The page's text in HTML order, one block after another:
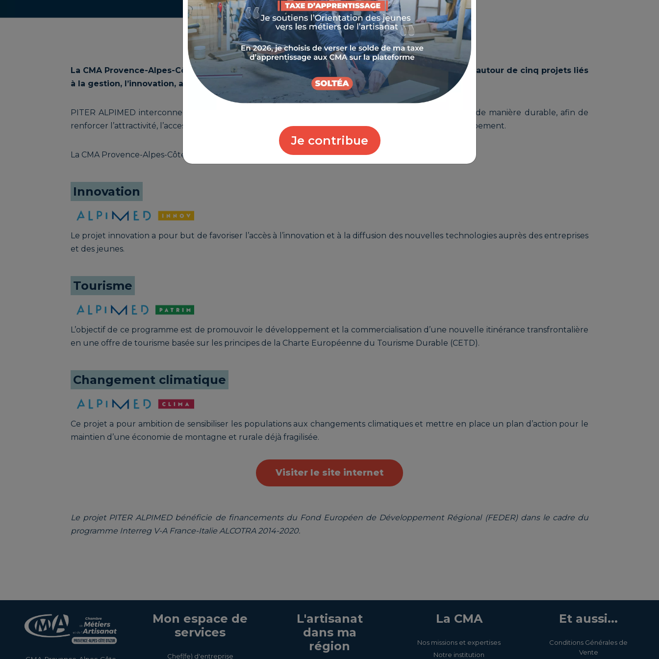
Je contribue
La CMA Provence-Alpes-Côte d'Azur participe au Plan Intégré Territorial ALPIMED qui s’articule autour de cinq projets liés
à la gestion, l’innovation, au tourisme, au changement climatique et à la mobilité.
PITER ALPIMED interconnecte et encourage les meilleures pratiques des Alpes de la Méditerranée de manière durable, afin de
renforcer l’attractivité, l’accessibilité du territoire et de rendre ses acteurs responsables de son développement.
La CMA Provence-Alpes-Côte d'Azur participe à trois des 5 projets défendus par PITER ALPIMED :
Innovation
Le projet innovation a pour but de favoriser l’accès à l’innovation et à la diffusion des nouvelles technologies auprès des entreprises
et des jeunes.
Tourisme
L’objectif de ce programme est de promouvoir le développement et la commercialisation d’une nouvelle itinérance transfrontalière
en une offre de tourisme basée sur les principes de la Charte Européenne du Tourisme Durable (CETD).
Changement climatique
Ce projet a pour ambition de sensibiliser les populations aux changements climatiques et mettre en place un plan d’action pour le
maintien d’une économie de montagne et rurale déjà fragilisée.
Visiter le site internet
Le projet PITER ALPIMED bénéficie de financements du Fond Européen de Développement Régional (FEDER) dans le cadre du
programme Interreg V-A France-Italie ALCOTRA 2014-2020.
Mon espace de
services
Chef(fe) d'entreprise
L'artisanat
dans ma
région
La CMA
Nos missions et expertises
Notre institution
Et aussi...
Conditions Générales de
Vente